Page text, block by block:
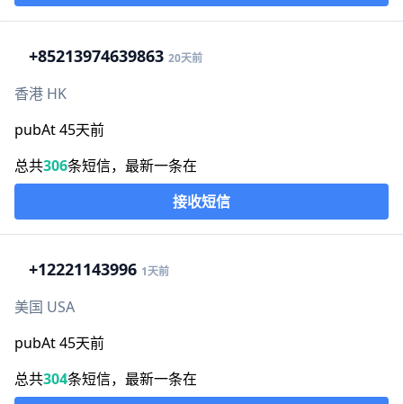
+85213974639863 20天前
香港 HK
pubAt 45天前
总共306条短信，最新一条在
接收短信
+12221143996 1天前
美国 USA
pubAt 45天前
总共304条短信，最新一条在